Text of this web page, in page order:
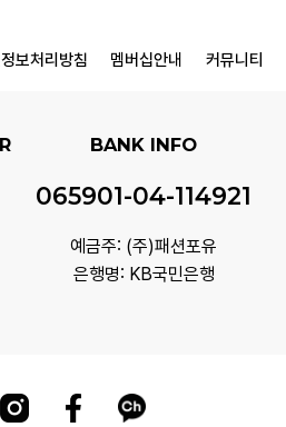
보처리방침 멤버십안내 커뮤니티
BANK INFO
065901-04-114921
예금주: (주)패션포유
은행명: KB국민은행